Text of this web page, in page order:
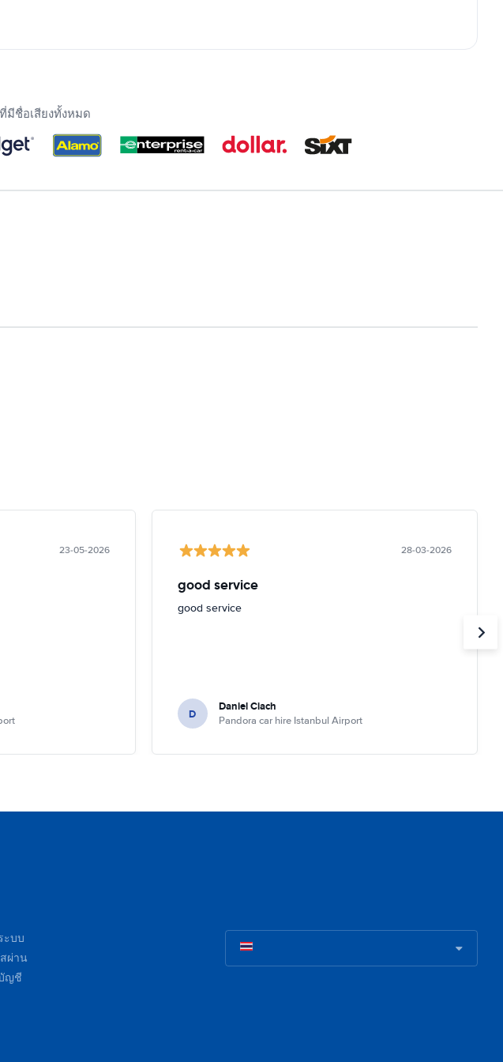
มีชื่อเสียงทั้งหมด
23-05-2026 28-03-2026
good service
good service
D Daniel Ciach
Pandora car hire Istanbul Airport
ะบบ
ผ่าน
ญชี